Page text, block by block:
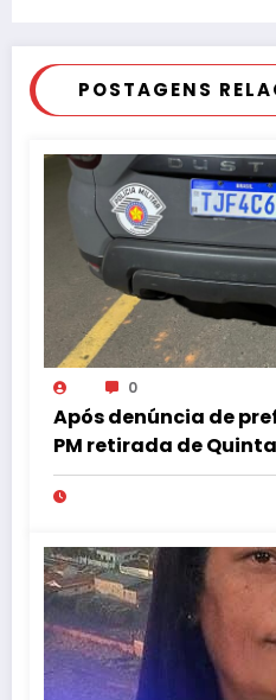
POSTAGENS
0
Após denúncia de
PM retirada de